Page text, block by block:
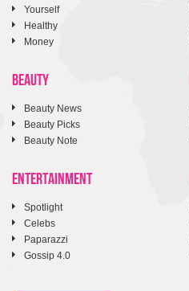
Yourself
Healthy
Money
BEAUTY
Beauty News
Beauty Picks
Beauty Note
ENTERTAINMENT
Spotlight
Celebs
Paparazzi
Gossip 4.0